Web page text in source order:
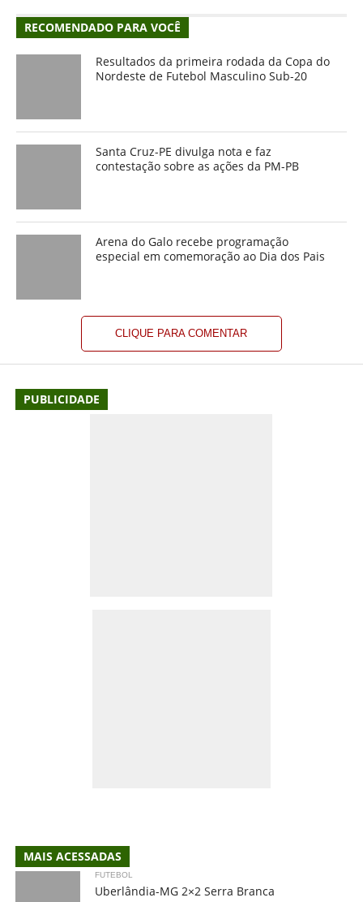
RECOMENDADO PARA VOCÊ
Resultados da primeira rodada da Copa do
Nordeste de Futebol Masculino Sub-20
Santa Cruz-PE divulga nota e faz
contestação sobre as ações da PM-PB
Arena do Galo recebe programação
especial em comemoração ao Dia dos Pais
CLIQUE PARA COMENTAR
PUBLICIDADE
MAIS ACESSADAS
FUTEBOL
Uberlândia-MG 2×2 Serra Branca